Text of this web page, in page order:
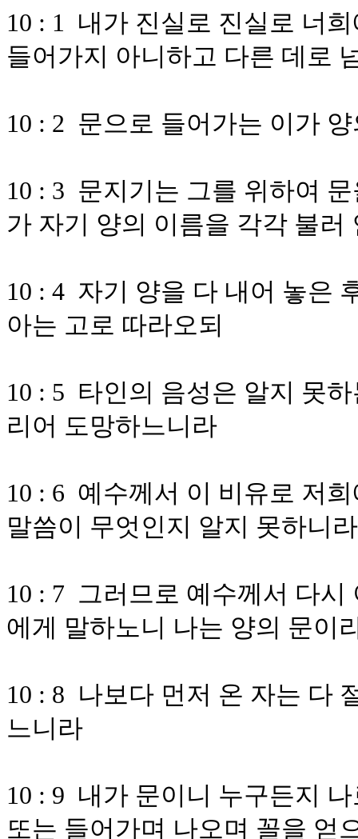
10 : 1 내가 진실로 진실로 너
들어가지 아니하고 다른 데로
10 : 2 문으로 들어가는 이가
10 : 3 문지기는 그를 위하여
가 자기 양의 이름을 각각 불러
10 : 4 자기 양을 다 내어 놓은
아는 고로 따라오되
10 : 5 타인의 음성은 알지 못
리어 도망하느니라
10 : 6 예수께서 이 비유로 저
말씀이 무엇인지 알지 못하니라
10 : 7 그러므로 예수께서 다
에게 말하노니 나는 양의 문이
10 : 8 나보다 먼저 온 자는 다
느니라
10 : 9 내가 문이니 누구든지
또는 들어가며 나오며 꼴을 얻